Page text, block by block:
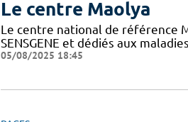
Le centre Maolya
Le centre national de référence
SENSGENE et dédiés aux
05/08/2025 18:45